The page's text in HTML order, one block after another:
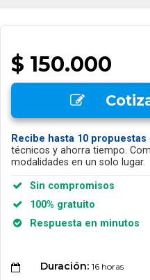
$ 150.000
Recibe hasta 10 propuestas
técnicos y ahorra tiempo.
modalidades en un solo lugar.
Sin compromisos
100% gratuito
Respuesta en minutos
Duración: 16 horas